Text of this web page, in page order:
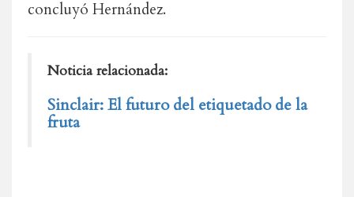
concluyó Hernández.
Noticia relacionada:
Sinclair: El futuro del etiquetado de la
fruta